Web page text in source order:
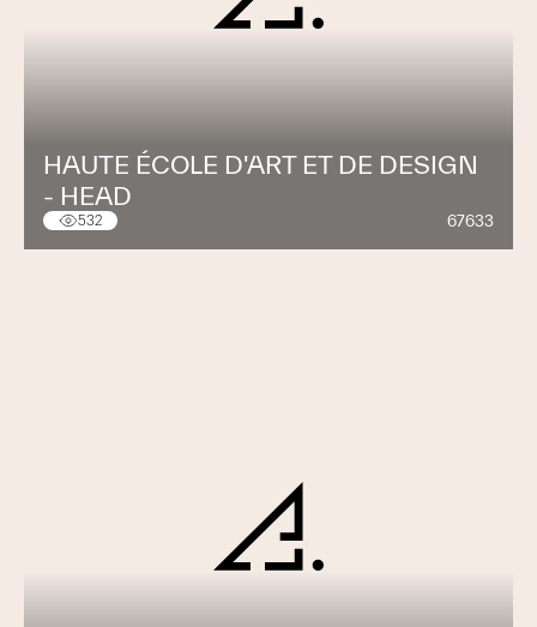
HAUTE ÉCOLE D'ART ET DE DESIGN
- HEAD
532 67633